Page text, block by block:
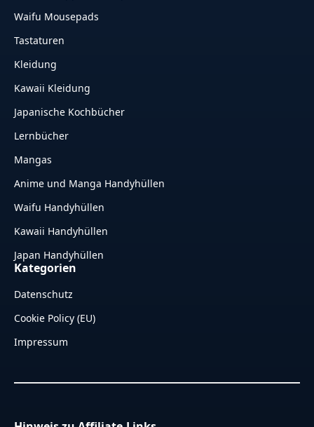
Waifu Mousepads
Tastaturen
Kleidung
Kawaii Kleidung
Japanische Kochbücher
Lernbücher
Mangas
Anime und Manga Handyhüllen
Waifu Handyhüllen
Kawaii Handyhüllen
Japan Handyhüllen
Kategorien
Datenschutz
Cookie Policy (EU)
Impressum